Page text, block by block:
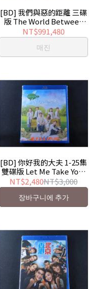
[BD] 我們與惡的距離 三碟
版 The World Between
Us ( 采昌 )
NT$991,480
매진
[BD] 你好我的大夫 1-25集
雙碟版 Let Me Take Your
Pulse - 香港TVB影集
NT$2,480NT$3,000
장바구니에 추가